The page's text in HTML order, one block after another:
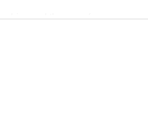
and the use of your